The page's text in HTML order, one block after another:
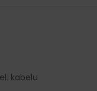
kabelu